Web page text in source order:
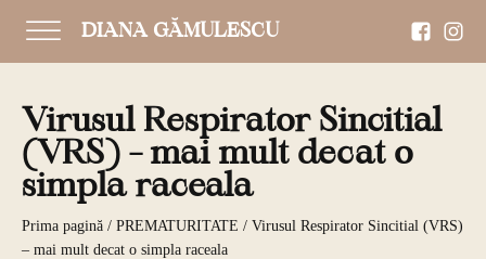
DIANA GĂMULESCU
Virusul Respirator Sincitial
(VRS) – mai mult decat o
simpla raceala
Prima pagină / PREMATURITATE / Virusul Respirator Sincitial (VRS)
– mai mult decat o simpla raceala